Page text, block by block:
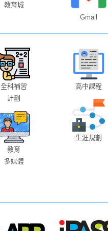
教育城
Gmail
全科補習
計劃
教育
多媒體
高中課程
生涯規劃